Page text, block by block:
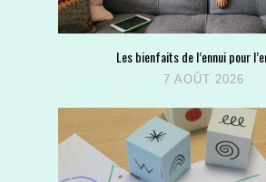
Les bienfaits de l’ennui pour
7 AOÛT 2026